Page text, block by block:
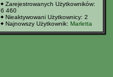
Zarejestrowanych Użytkowników:
6 460
Nieaktywowani Użytkownicy: 2
Najnowszy Użytkownik: Marletta